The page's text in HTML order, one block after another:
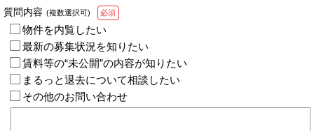
質問内容 (複数選択可) 必須
物件を内覧したい
最新の募集状況を知りたい
賃料等の“未公開”の内容が知りたい
まるっと退去について相談したい
その他のお問い合わせ